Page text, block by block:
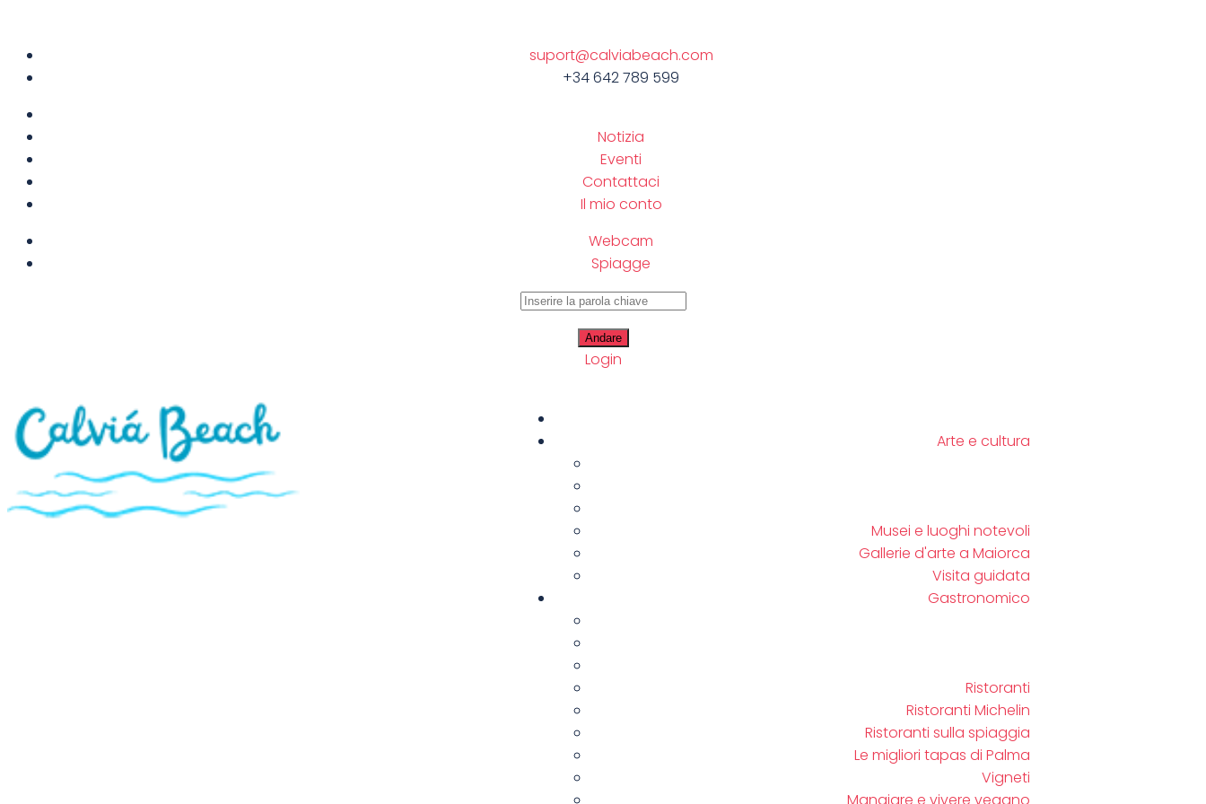
suport@calviabeach.com
+34 642 789 599
Notizia
Eventi
Contattaci
Il mio conto
Webcam
Spiagge
Login
Arte e cultura
Musei e luoghi notevoli
Gallerie d'arte a Maiorca
Visita guidata
Gastronomico
Ristoranti
Ristoranti Michelin
Ristoranti sulla spiaggia
Le migliori tapas di Palma
Vigneti